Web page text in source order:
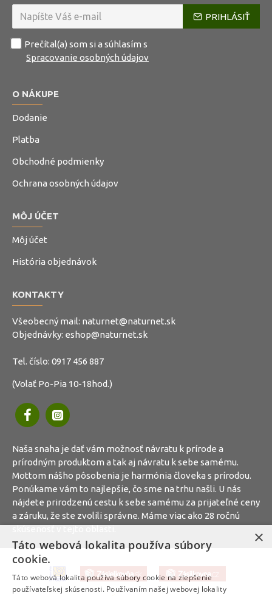
PRIHLÁSIŤ
Prečítal(a) som si a súhlasím s
Spracovanie osobných údajov
O NÁKUPE
Dodanie
Platba
Obchodné podmienky
Ochrana osobných údajov
MÔJ ÚČET
Môj účet
História objednávok
KONTAKTY
Všeobecný mail: naturnet@naturnet.sk
Objednávky: eshop@naturnet.sk
Tel. číslo: 0917 456 887
(Volať Po-Pia 10-18hod.)
Naša snaha je dať vám možnosť návratu k prírode a
prírodným produktom a tak aj návratu k sebe samému.
Mottom nášho pôsobenia je harmónia človeka s prírodou.
Ponúkame vám to najlepšie, čo sme na trhu našli. U nás
nájdete prirodzenú cestu k sebe samému za prijateľné ceny
a záruku, že ste zvolili správne. Máme viac ako 28 ročnú
×
Táto webová lokalita používa súbory
cookie.
Táto webová lokalita používa súbory cookie na zlepšenie
používateľskej skúsenosti. Používaním našej webovej lokality